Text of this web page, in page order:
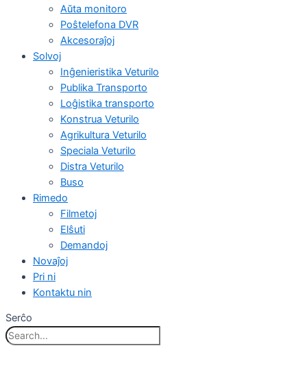
Aŭta monitoro
Poŝtelefona DVR
Akcesoraĵoj
Solvoj
Inĝenieristika Veturilo
Publika Transporto
Loĝistika transporto
Konstrua Veturilo
Agrikultura Veturilo
Speciala Veturilo
Distra Veturilo
Buso
Rimedo
Filmetoj
Elŝuti
Demandoj
Novaĵoj
Pri ni
Kontaktu nin
Serĉo